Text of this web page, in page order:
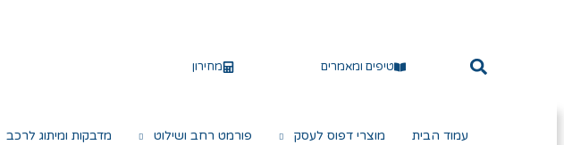
טיפים ומאמרים מחירון
עמוד הבית מוצרי דפוס לעסק פורמט רחב ושילוט מדבקות ומיתוג לרכב